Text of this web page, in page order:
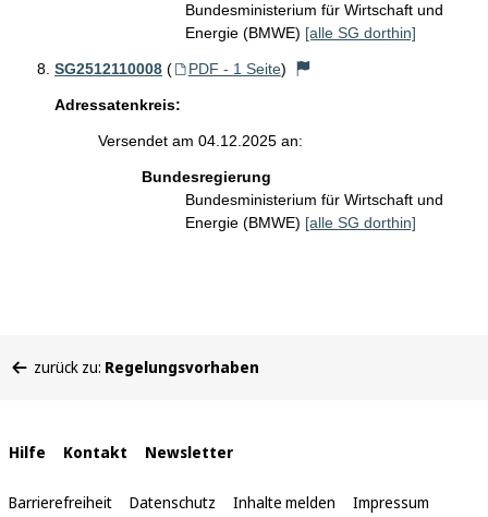
Bundesministerium für Wirtschaft und
Energie (BMWE) [alle SG dorthin]
SG2512110008 ( PDF - 1 Seite)
Adressatenkreis:
Versendet am 04.12.2025 an:
Bundesregierung
Bundesministerium für Wirtschaft und
Energie (BMWE) [alle SG dorthin]
befinden
zurück zu: Regelungsvorhaben
Interne
Links
Hilfe Kontakt Newsletter
Barrierefreiheit Datenschutz Inhalte melden Impressum